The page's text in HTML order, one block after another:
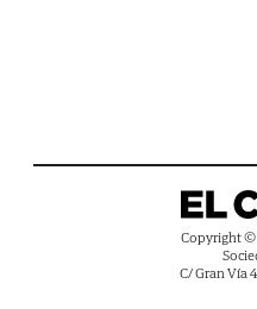
Copyright ©
C/ Gran Vía